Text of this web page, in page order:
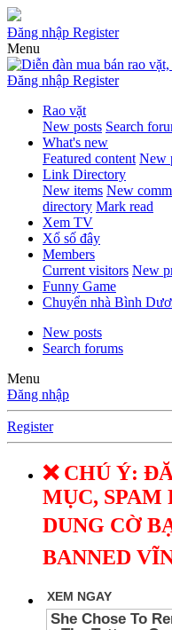
Đăng nhập Register
Menu
Đăng nhập Register
Rao vặt
New posts Search
What's new
Featured content New
Link Directory
New items New
directory Mark read
Xem TV
Xổ số đây
Members
Current visitors New
Funny Game
Chuyển nhà Bình
New posts
Search forums
Menu
Đăng nhập
Register
❌ CHÚ Ý:
MỤC, SPAM
DUNG CỜ
BANNED